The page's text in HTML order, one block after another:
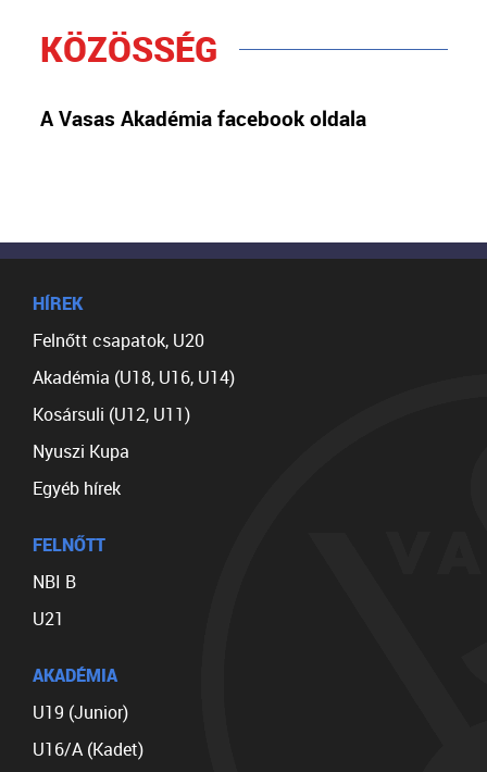
KÖZÖSSÉG
A Vasas Akadémia facebook oldala
HÍREK
Felnőtt csapatok, U20
Akadémia (U18, U16, U14)
Kosársuli (U12, U11)
Nyuszi Kupa
Egyéb hírek
FELNŐTT
NBI B
U21
AKADÉMIA
U19 (Junior)
U16/A (Kadet)